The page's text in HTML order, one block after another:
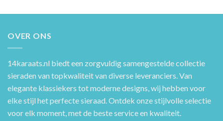
OVER ONS
14karaats.nl biedt een zorgvuldig samengestelde collectie
sieraden van topkwaliteit van diverse leveranciers. Van
elegante klassiekers tot moderne designs, wij hebben voor
elke stijl het perfecte sieraad. Ontdek onze stijlvolle selectie
voor elk moment, met de beste service en kwaliteit.